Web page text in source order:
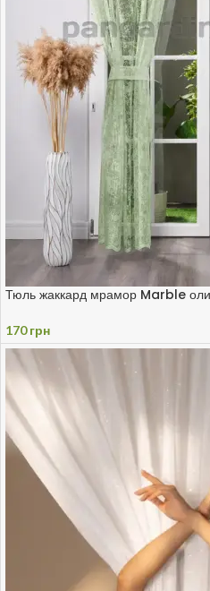
Тюль жаккард мрамор Marble
170грн